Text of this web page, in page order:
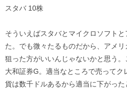
スタバ 10株
そういえばスタバとマイクロソフト
た。でも微々たるものだから、アメ
狙った方がいいんじゃないかと思う
大和証券G。適当なところで売って
貨は数千ドルあるから適当に下がっ